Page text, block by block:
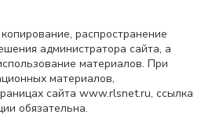
распространение
администратора сайта, а
материалов. При
материалов,
сайта www.rlsnet.ru, ссылка
обязательна.